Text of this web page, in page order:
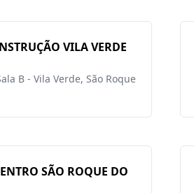
VILA VERDE
B - Vila Verde, São Roque
SÃO ROQUE DO